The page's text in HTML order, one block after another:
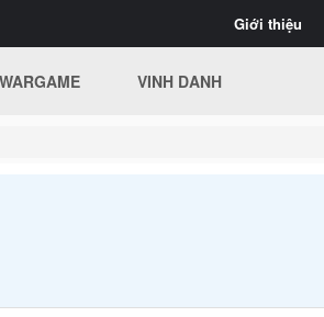
Giới thiệu
WARGAME VINH DANH